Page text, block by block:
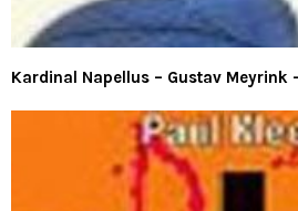
Kardinal Napellus – Gustav Meyrink